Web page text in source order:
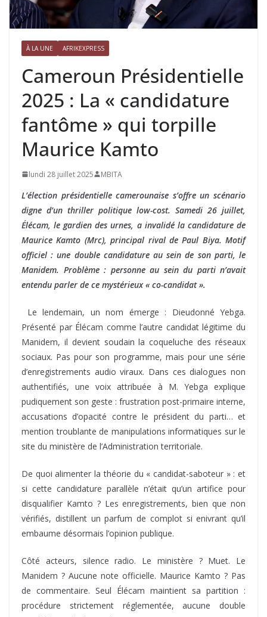
À LA UNE AFRIKEXPRESS
Cameroun Présidentielle
2025 : La « candidature
fantôme » qui torpille
Maurice Kamto
lundi 28 juillet 2025 MBITA
L’élection présidentielle camerounaise s’offre un scénario
digne d’un thriller politique low-cost. Samedi 26 juillet,
Élécam, le gardien des urnes, a invalidé la candidature de
Maurice Kamto (Mrc), principal rival de Paul Biya. Motif
officiel : une double candidature au sein de son parti, le
Manidem. Problème : personne au sein du parti n’avait
entendu parler de ce mystérieux « co-candidat ».
Le lendemain, un nom émerge : Dieudonné Yebga.
Présenté par Élécam comme l’autre candidat légitime du
Manidem, il devient soudain la coqueluche des réseaux
sociaux. Pas pour son programme, mais pour une série
d’enregistrements audio viraux. Dans ces dialogues non
authentifiés, une voix attribuée à M. Yebga explique
pudiquement son geste : frustration post-primaire interne,
accusations d’opacité contre le président du parti… et
mention troublante de manipulations informatiques sur le
site du ministère de l’Administration territoriale.
De quoi alimenter la théorie du « candidat-saboteur » : et
si cette candidature parallèle n’était qu’un artifice pour
disqualifier Kamto ? Les enregistrements, bien que non
vérifiés, distillent un parfum de complot si enivrant qu’il
embaume désormais l’opinion publique.
Côté acteurs, silence radio. Le ministère ? Muet. Le
Manidem ? Aucune note officielle. Maurice Kamto ? Pas
de commentaire. Seul Élécam maintient sa partition :
procédure strictement réglementée, aucune double